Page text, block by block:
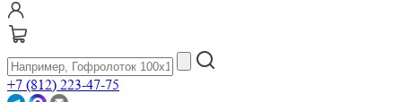
+7 (812) 223-47-75